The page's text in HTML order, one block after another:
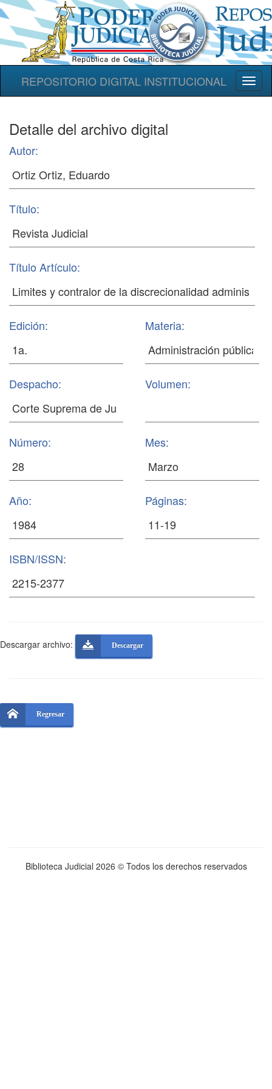
REPOSITORIO DIGITAL INSTITUCIONAL
Detalle del archivo digital
Autor:
Título:
Título Artículo:
Edición: Materia:
Despacho: Volumen:
Número: Mes:
Año: Páginas:
ISBN/ISSN:
Descargar archivo: Descargar
Regresar
Biblioteca Judicial 2026 © Todos los derechos reservados